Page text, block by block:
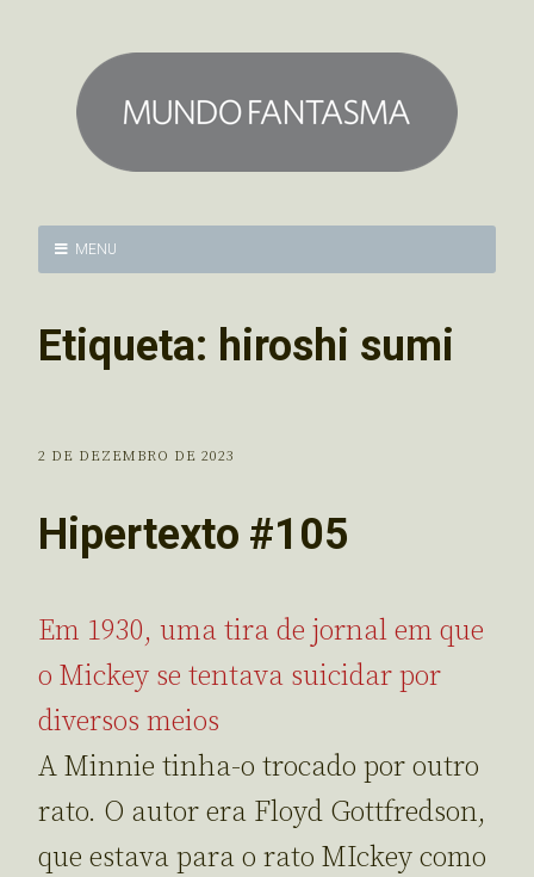
MENU
Etiqueta: hiroshi sumi
2 DE DEZEMBRO DE 2023
Hipertexto #105
Em 1930, uma tira de jornal em que
o Mickey se tentava suicidar por
diversos meios
A Minnie tinha-o trocado por outro
rato. O autor era Floyd Gottfredson,
que estava para o rato MIckey como